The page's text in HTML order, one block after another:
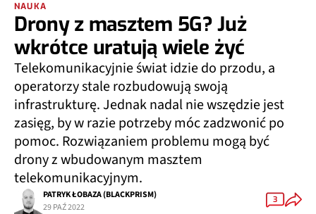
NAUKA
Drony z masztem 5G? Już
wkrótce uratują wiele żyć
Telekomunikacyjnie świat idzie do przodu, a
operatorzy stale rozbudowują swoją
infrastrukturę. Jednak nadal nie wszędzie jest
zasięg, by w razie potrzeby móc zadzwonić po
pomoc. Rozwiązaniem problemu mogą być
drony z wbudowanym masztem
telekomunikacyjnym.
PATRYK ŁOBAZA (BLACKPRISM)
29 PAŹ 2022
3